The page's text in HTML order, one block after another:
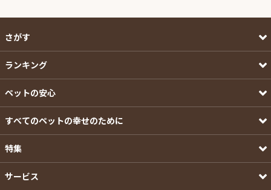
さがす
ランキング
ペットの安心
すべてのペットの幸せのために
特集
サービス